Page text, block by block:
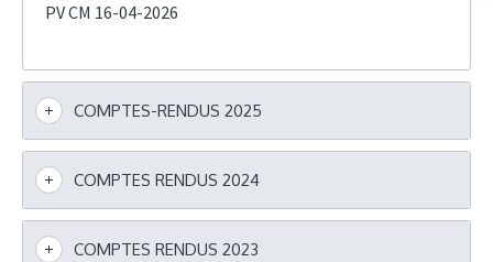
PV CM 16-04-2026
COMPTES-RENDUS 2025
COMPTES RENDUS 2024
COMPTES RENDUS 2023